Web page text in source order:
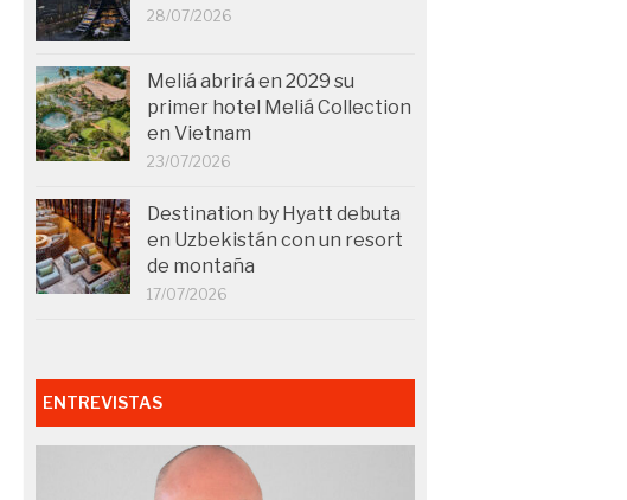
28/07/2026
Meliá abrirá en 2029 su
primer hotel Meliá Collection
en Vietnam
23/07/2026
Destination by Hyatt debuta
en Uzbekistán con un resort
de montaña
17/07/2026
ENTREVISTAS